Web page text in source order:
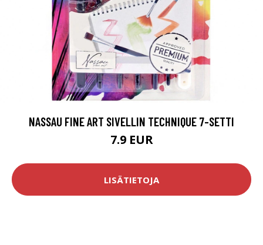
NASSAU FINE ART SIVELLIN TECHNIQUE 7-SETTI
7.9 EUR
LISÄTIETOJA